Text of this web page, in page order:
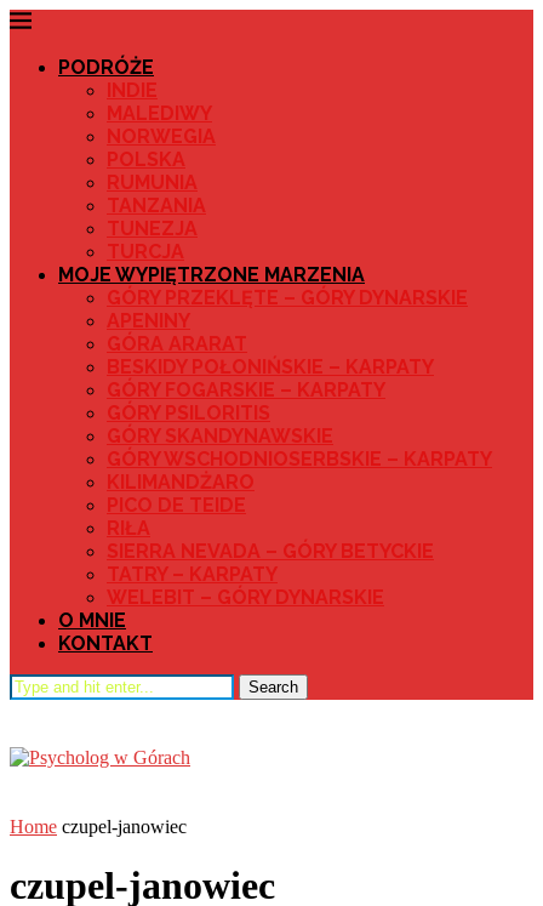
PODRÓŻE
INDIE
MALEDIWY
NORWEGIA
POLSKA
RUMUNIA
TANZANIA
TUNEZJA
TURCJA
MOJE WYPIĘTRZONE MARZENIA
GÓRY PRZEKLĘTE – GÓRY DYNARSKIE
APENINY
GÓRA ARARAT
BESKIDY POŁONIŃSKIE – KARPATY
GÓRY FOGARSKIE – KARPATY
GÓRY PSILORITIS
GÓRY SKANDYNAWSKIE
GÓRY WSCHODNIOSERBSKIE – KARPATY
KILIMANDŻARO
PICO DE TEIDE
RIŁA
SIERRA NEVADA – GÓRY BETYCKIE
TATRY – KARPATY
WELEBIT – GÓRY DYNARSKIE
O MNIE
KONTAKT
Search
Home czupel-janowiec
czupel-janowiec